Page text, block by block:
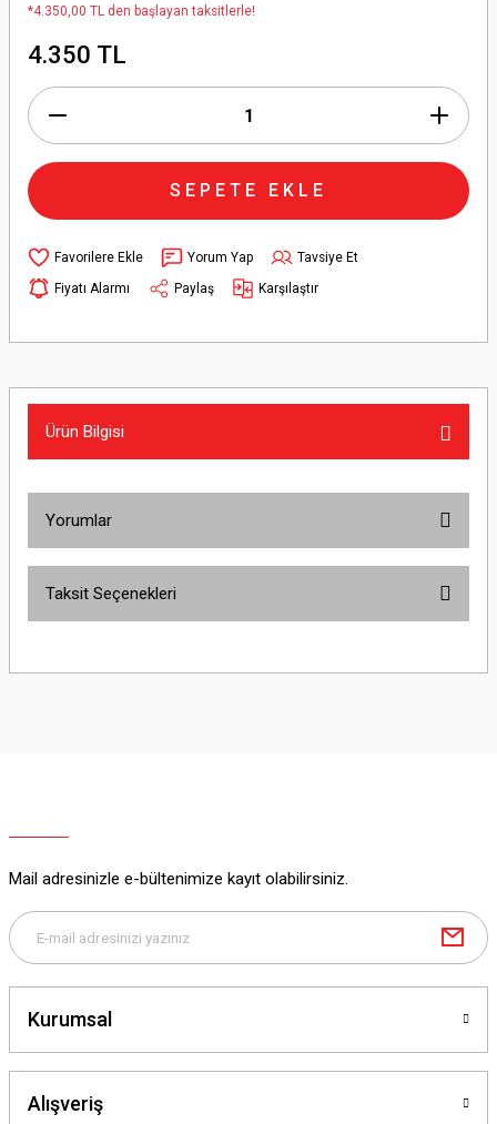
*4.350,00 TL den başlayan taksitlerle!
4.350 TL
SEPETE EKLE
Yorum Yap
Tavsiye Et
Fiyatı Alarmı
Paylaş Karşılaştır
Ürün Bilgisi
Yorumlar
Yorum Yaz
Taksit Seçenekleri
Mail adresinizle e-bültenimize kayıt olabilirsiniz.
Kurumsal
Alışveriş